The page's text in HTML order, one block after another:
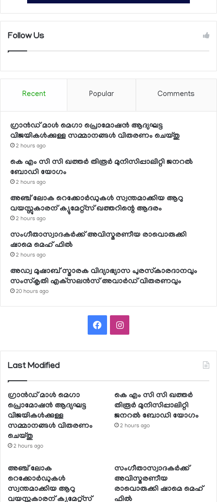
Follow Us
Recent Popular Comments
ഗ്രാന്‍ഡ് മാള്‍ മെഗാ പ്രൊമോഷന്‍ ആദ്യഘട്ട
വിജയികള്‍ക്കുള്ള സമ്മാനങ്ങള്‍ വിതരണം ചെയ്തു
2 hours ago
കെ എം സി സി ഖത്തര്‍ തിരൂര്‍ മുനിസിപ്പാലിറ്റി ജനറല്‍
ബോഡി യോഗം
2 hours ago
അഞ്ച് ലോക റെക്കോര്‍ഡുകള്‍ സ്വന്തമാക്കിയ ആറു
വയസ്സുകാരന് ക്യുമേറ്റ്‌സ് ഖത്തറിന്റെ ആദരം
2 hours ago
സംഗീതാസ്വാദകര്‍ക്ക് അവിസ്മരണീയ രാവൊരുക്കി
ഷാമെ മെഹ് ഫില്‍
2 hours ago
അഡ്വ മുഷാബ് സ്മാരക വിദ്യാഭ്യാസ പുരസ്‌കാരദാനവും
സംസ്‌കൃതി എക്‌സലന്‍സ് അവാര്‍ഡ് വിതരണവും
20 hours ago
FacebookInstagram
Last Modified
ഗ്രാന്‍ഡ് മാള്‍ മെഗാ
പ്രൊമോഷന്‍ ആദ്യഘട്ട
വിജയികള്‍ക്കുള്ള
സമ്മാനങ്ങള്‍ വിതരണം
ചെയ്തു
2 hours ago
കെ എം സി സി ഖത്തര്‍
തിരൂര്‍ മുനിസിപ്പാലിറ്റി
ജനറല്‍ ബോഡി യോഗം
2 hours ago
അഞ്ച് ലോക
റെക്കോര്‍ഡുകള്‍
സ്വന്തമാക്കിയ ആറു
വയസ്സുകാരന് ക്യുമേറ്റ്‌സ്
സംഗീതാസ്വാദകര്‍ക്ക്
അവിസ്മരണീയ
രാവൊരുക്കി ഷാമെ മെഹ്
ഫില്‍